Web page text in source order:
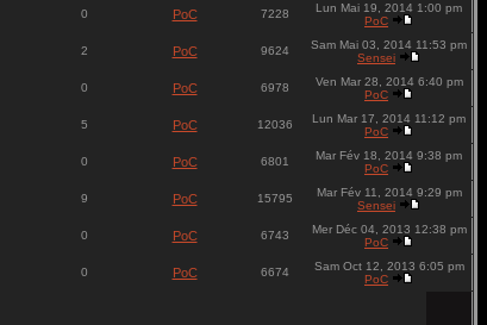
0 PoC 7228
Lun Mai 19, 2014 1:00 pm
PoC
2 PoC 9624
Sam Mai 03, 2014 11:53 pm
Sensei
0 PoC 6978
Ven Mar 28, 2014 6:40 pm
PoC
5 PoC 12036
Lun Mar 17, 2014 11:12 pm
PoC
0 PoC 6801
Mar Fév 18, 2014 9:38 pm
PoC
9 PoC 15795
Mar Fév 11, 2014 9:29 pm
Sensei
0 PoC 6743
Mer Déc 04, 2013 12:38 pm
PoC
0 PoC 6674
Sam Oct 12, 2013 6:05 pm
PoC